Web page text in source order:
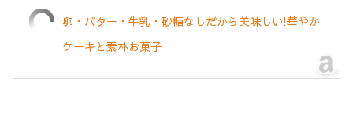
卵・バター・牛乳・砂糖なしだから美味しい!華やか
ケーキと素朴お菓子